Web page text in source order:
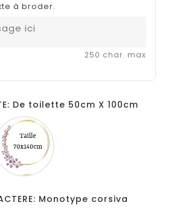
à broder.
250 char. max
De toilette 50cm X 100cm
Monotype corsiva